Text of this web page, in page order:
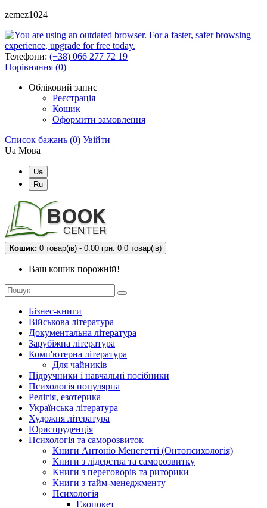
zemez1024
Телефони: (+38) 066 277 72 19
Порівняння (0)
Обліковий запис
Реєстрація
Кошик
Оформити замовлення
Список бажань (0) Увійти
Ua Мова
Ua
Ru
Кошик: 0 товар(ів) - 0.00 грн. 0 0 товар(ів)
Ваш кошик порожній!
Бізнес-книги
Військова література
Документальна література
Зарубіжна література
Комп'ютерна література
Для чайників
Підручники і навчальні посібники
Психологія популярна
Релігія, езотерика
Українська література
Художня література
Юриспруденція
Психологія та саморозвиток
Книги Антоніо Менегетті (Онтопсихологія)
Книги з лідерства та саморозвитку
Книги з переговорів та риторики
Книги з тайм-менеджменту
Психологія
Екопокет